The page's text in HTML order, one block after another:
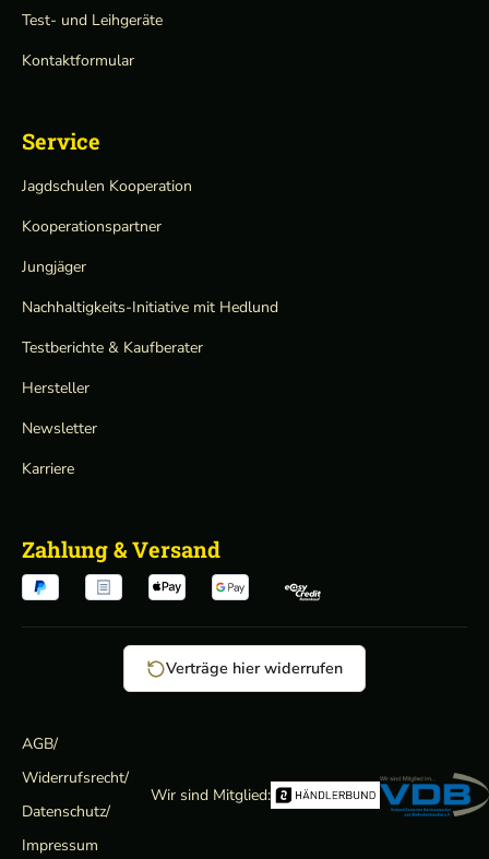
Test- und Leihgeräte
Kontaktformular
Service
Jagdschulen Kooperation
Kooperationspartner
Jungjäger
Nachhaltigkeits-Initiative mit Hedlund
Testberichte & Kaufberater
Hersteller
Newsletter
Karriere
Zahlung & Versand
Verträge hier widerrufen
AGB/
Widerrufsrecht/
Datenschutz/
Impressum
Wir sind Mitglied: